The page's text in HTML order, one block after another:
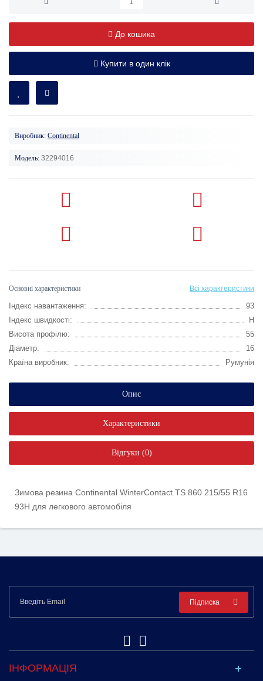
До кошика
Купити в один клік
Виробник: Continental
Модель: 32294016
Основні характеристики Всі характеристики
Індекс навантаження:
93
Індекс швидкості:
H
Висота профілю:
55
Діаметр:
16
Країна виробник:
Румунія
Опис
Характеристики
Відгуки (0)
Зимова резина Continental WinterContact TS 860 215/55 R16
93H для легкового автомобіля
Підписка
ІНФОРМАЦІЯ